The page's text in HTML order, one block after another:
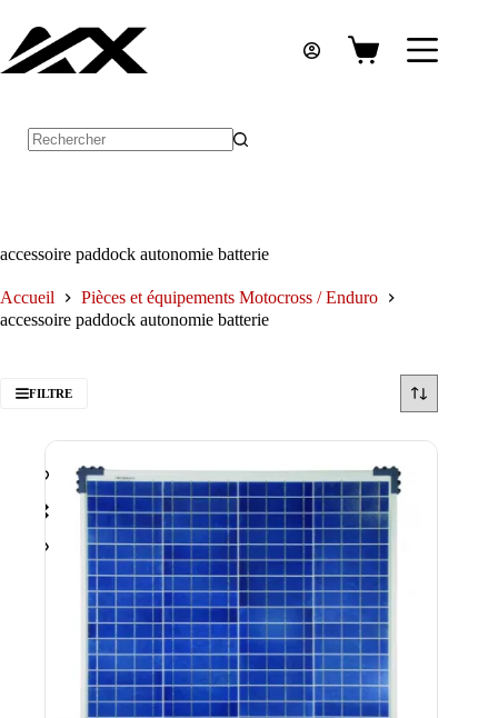
contenu
Panier
accessoire paddock autonomie batterie
Accueil
Pièces et équipements Motocross / Enduro
accessoire paddock autonomie batterie
FILTRE